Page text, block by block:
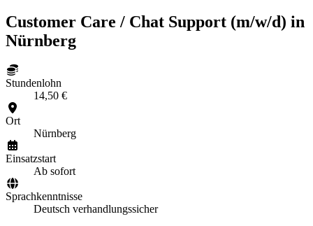
Customer Care / Chat Support (m/w/d) in
Nürnberg
Stundenlohn
14,50 €
Ort
Nürnberg
Einsatzstart
Ab sofort
Sprachkenntnisse
Deutsch verhandlungssicher